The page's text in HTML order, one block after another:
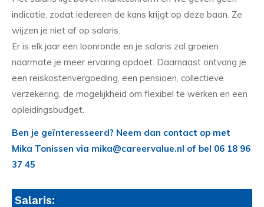
indicatie, zodat iedereen de kans krijgt op deze baan. Ze
wijzen je niet af op salaris.
Er is elk jaar een loonronde en je salaris zal groeien
naarmate je meer ervaring opdoet. Daarnaast ontvang je
een reiskostenvergoeding, een pensioen, collectieve
verzekering, de mogelijkheid om flexibel te werken en een
opleidingsbudget.
Ben je geïnteresseerd? Neem dan contact op met
Mika Tonissen via mika@careervalue.nl of bel 06 18 96
37 45
Salaris: